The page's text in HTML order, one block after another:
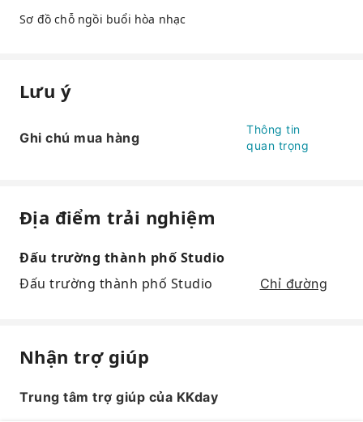
Sơ đồ chỗ ngồi buổi hòa nhạc
Lưu ý
Ghi chú mua hàng
Thông tin
quan trọng
Địa điểm trải nghiệm
Đấu trường thành phố Studio
Đấu trường thành phố Studio
Chỉ đường
Nhận trợ giúp
Trung tâm trợ giúp của KKday